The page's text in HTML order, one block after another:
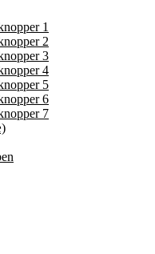
1
2
3
4
5
6
7